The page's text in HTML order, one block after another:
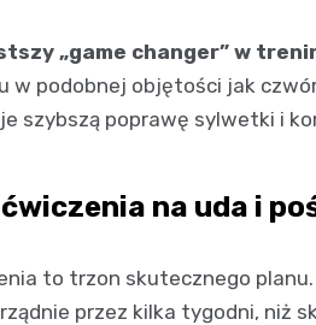
„game changer” w
w podobnej objętości jak
szybszą poprawę sylwetki i
na uda i
to trzon skutecznego
przez kilka tygodni, niż